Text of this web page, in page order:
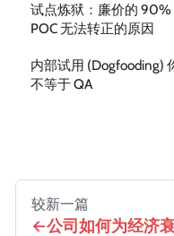
试点炼狱：廉价的 90%
POC 无法转正的原因
内部试用 (Dogfooding)
不等于 QA
较新一篇
公司如何为经济